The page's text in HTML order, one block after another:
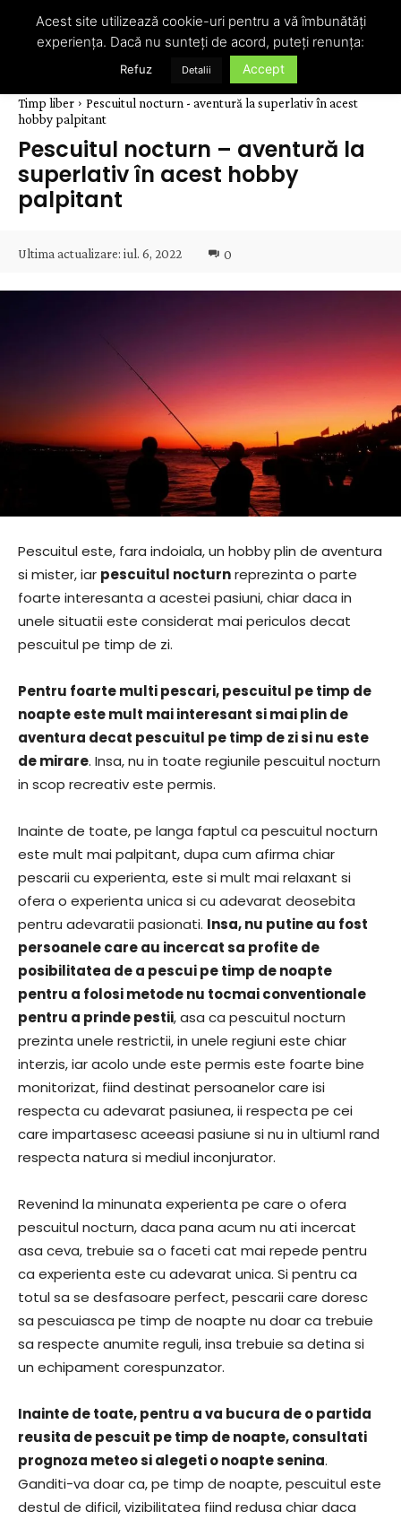
Timp liber
Pescuitul nocturn - aventură la superlativ în acest
hobby palpitant
Pescuitul nocturn – aventură la
superlativ în acest hobby
palpitant
Ultima actualizare: iul. 6, 2022 0
Pescuitul este, fara indoiala, un hobby plin de aventura
si mister, iar pescuitul nocturnreprezinta o parte
foarte interesanta a acestei pasiuni, chiar daca in
unele situatii este considerat mai periculos decat
pescuitul pe timp de zi.
Pentru foarte multi pescari, pescuitul pe timp de
noapte este mult mai interesant si mai plin de
aventura decat pescuitul pe timp de zi si nu este
de mirare. Insa, nu in toate regiunile pescuitul nocturn
in scop recreativ este permis.
Inainte de toate, pe langa faptul ca pescuitul nocturn
este mult mai palpitant, dupa cum afirma chiar
pescarii cu experienta, este si mult mai relaxant si
ofera o experienta unica si cu adevarat deosebita
pentru adevaratii pasionati. Insa, nu putine au fost
persoanele care au incercat sa profite de
posibilitatea de a pescui pe timp de noapte
pentru a folosi metode nu tocmai conventionale
pentru a prinde pestii, asa ca pescuitul nocturn
prezinta unele restrictii, in unele regiuni este chiar
interzis, iar acolo unde este permis este foarte bine
monitorizat, fiind destinat persoanelor care isi
respecta cu adevarat pasiunea, ii respecta pe cei
care impartasesc aceeasi pasiune si nu in ultiuml rand
respecta natura si mediul inconjurator.
Revenind la minunata experienta pe care o ofera
pescuitul nocturn, daca pana acum nu ati incercat
asa ceva, trebuie sa o faceti cat mai repede pentru
ca experienta este cu adevarat unica. Si pentru ca
totul sa se desfasoare perfect, pescarii care doresc
sa pescuiasca pe timp de noapte nu doar ca trebuie
sa respecte anumite reguli, insa trebuie sa detina si
un echipament corespunzator.
Inainte de toate, pentru a va bucura de o partida
reusita de pescuit pe timp de noapte, consultati
prognoza meteo si alegeti o noapte senina.
Ganditi-va doar ca, pe timp de noapte, pescuitul este
destul de dificil, vizibilitatea fiind redusa chiar daca
Acest site utilizează cookie-uri pentru a vă îmbunătăți
experiența. Dacă nu sunteți de acord, puteți renunța:
Refuz Detalii Accept